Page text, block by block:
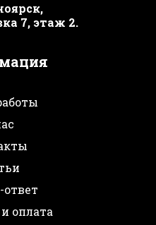
7, этаж 2.
ответ
оплата